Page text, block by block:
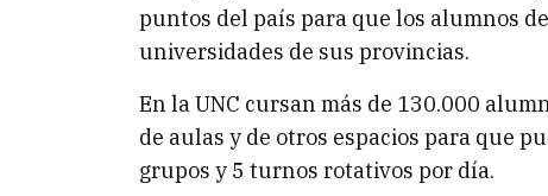
puntos del país para que los alumnos
universidades de sus provincias.
En la UNC cursan más de 130.000
de aulas y de otros espacios para que
grupos y 5 turnos rotativos por día.